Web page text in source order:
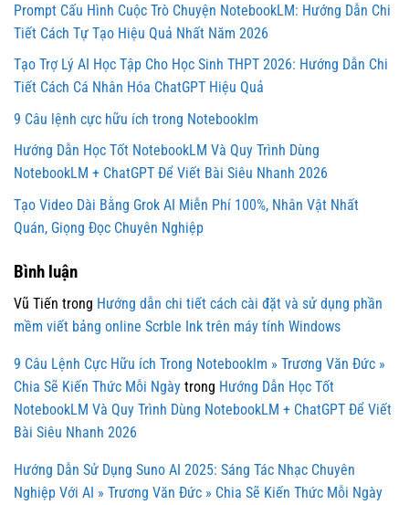
Prompt Cấu Hình Cuộc Trò Chuyện NotebookLM: Hướng Dẫn Chi
Tiết Cách Tự Tạo Hiệu Quả Nhất Năm 2026
Tạo Trợ Lý AI Học Tập Cho Học Sinh THPT 2026: Hướng Dẫn Chi
Tiết Cách Cá Nhân Hóa ChatGPT Hiệu Quả
9 Câu lệnh cực hữu ích trong Notebooklm
Hướng Dẫn Học Tốt NotebookLM Và Quy Trình Dùng
NotebookLM + ChatGPT Để Viết Bài Siêu Nhanh 2026
Tạo Video Dài Bằng Grok AI Miễn Phí 100%, Nhân Vật Nhất
Quán, Giọng Đọc Chuyên Nghiệp
Bình luận
Vũ Tiến trong Hướng dẫn chi tiết cách cài đặt và sử dụng phần
mềm viết bảng online Scrble Ink trên máy tính Windows
9 Câu Lệnh Cực Hữu ích Trong Notebooklm » Trương Văn Đức »
Chia Sẽ Kiến Thức Mỗi Ngày trong Hướng Dẫn Học Tốt
NotebookLM Và Quy Trình Dùng NotebookLM + ChatGPT Để Viết
Bài Siêu Nhanh 2026
Hướng Dẫn Sử Dụng Suno AI 2025: Sáng Tác Nhạc Chuyên
Nghiệp Với AI » Trương Văn Đức » Chia Sẽ Kiến Thức Mỗi Ngày